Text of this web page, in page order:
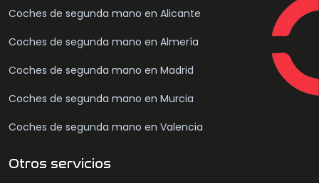
Coches de segunda mano en Alicante
Coches de segunda mano en Almería
Coches de segunda mano en Madrid
Coches de segunda mano en Murcia
Coches de segunda mano en Valencia
Otros servicios